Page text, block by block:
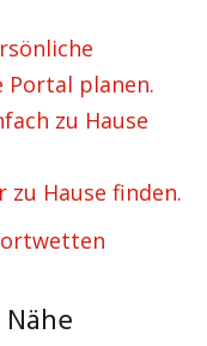
Portal planen.
zu Hause
Hause finden.